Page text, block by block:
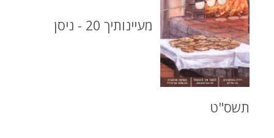
מעיינותיך 20 - ניסן
תשס"ט